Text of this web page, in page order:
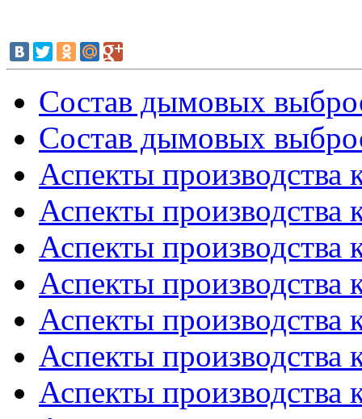
Состав дымовых
Состав дымовых
Аспекты производства
Аспекты производства
Аспекты производства
Аспекты производства
Аспекты производства
Аспекты производства
Аспекты производства